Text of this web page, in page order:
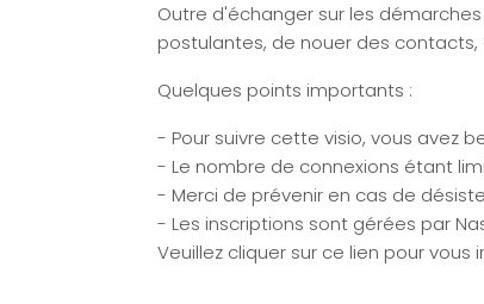
Outre d'échanger sur les
postulantes, de nouer des
Quelques points importants :
- Pour suivre cette visio, vous avez
- Le nombre de connexions étant
- Merci de prévenir en cas de
- Les inscriptions sont gérées par
Veuillez cliquer sur ce lien pour vous